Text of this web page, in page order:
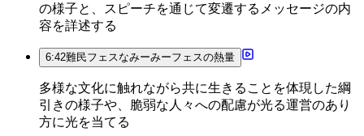
の様子と、スピーチを通じて変遷するメッセージの内
容を詳述する
6:42難民フェスなみーみーフェスの熱量
多様な文化に触れながら共に生きることを体現した綱
引きの様子や、脆弱な人々への配慮が光る運営のあり
方に光を当てる